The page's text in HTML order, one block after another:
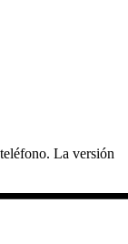
La versión